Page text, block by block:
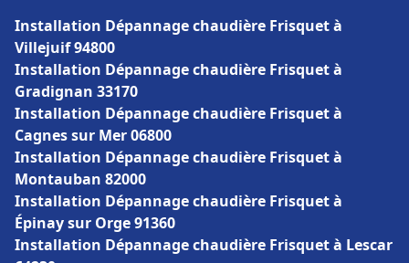
Installation Dépannage chaudière Frisquet à
Villejuif 94800
Installation Dépannage chaudière Frisquet à
Gradignan 33170
Installation Dépannage chaudière Frisquet à
Cagnes sur Mer 06800
Installation Dépannage chaudière Frisquet à
Montauban 82000
Installation Dépannage chaudière Frisquet à
Épinay sur Orge 91360
Installation Dépannage chaudière Frisquet à Lescar